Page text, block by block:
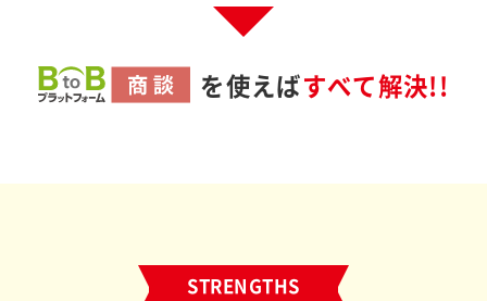
を使えばすべて解決!!
STRENGTHS